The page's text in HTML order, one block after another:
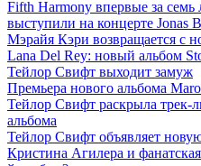
Fifth Harmony впервые за семь
выступили на концерте Jonas
Мэрайя Кэри возвращается с
Lana Del Rey: новый альбом
Тейлор Свифт выходит замуж
Премьера нового альбома
Тейлор Свифт раскрыла трек-
альбома
Тейлор Свифт объявляет
Кристина Агилера и